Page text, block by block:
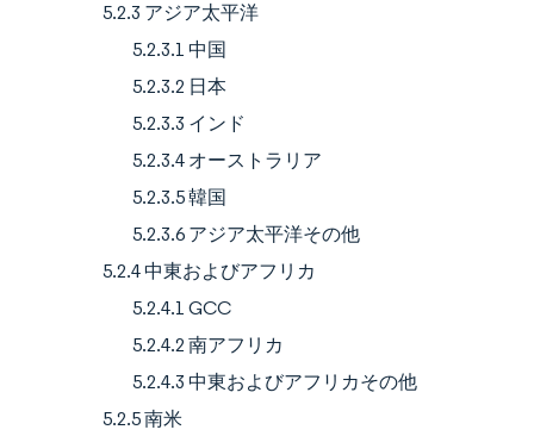
5.2.3 アジア太平洋
5.2.3.1 中国
5.2.3.2 日本
5.2.3.3 インド
5.2.3.4 オーストラリア
5.2.3.5 韓国
5.2.3.6 アジア太平洋その他
5.2.4 中東およびアフリカ
5.2.4.1 GCC
5.2.4.2 南アフリカ
5.2.4.3 中東およびアフリカその他
5.2.5 南米